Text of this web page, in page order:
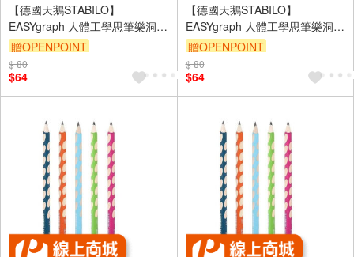
【德國天鵝STABILO】
EASYgraph 人體工學思筆樂洞洞
鉛筆(多色)左/右手左手HB淺藍
ST321/02-HB-6
贈OPENPOINT
$ 80
$64
【德國天鵝STABILO】
EASYgraph 人體工學思筆樂洞洞
鉛筆(多色)左/右手右手HB淺綠
(ST322/04-HB)
贈OPENPOINT
$ 80
$64